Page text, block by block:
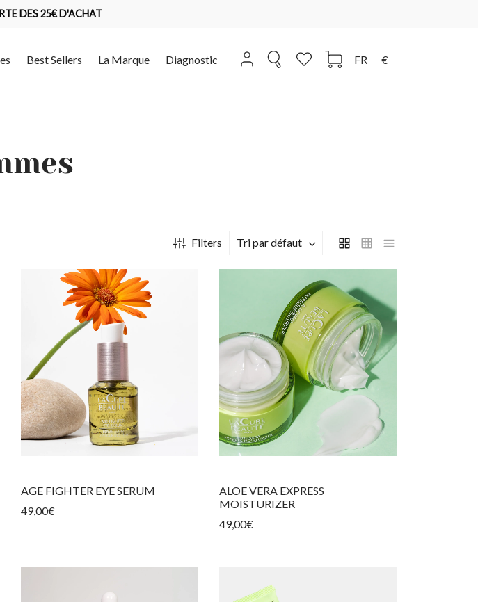
DES 25€ D'ACHAT
Best Sellers La Marque Diagnostic FR €
Filters Tri par défaut
AGE FIGHTER EYE SERUM
49,00€
ALOE VERA EXPRESS
MOISTURIZER
49,00€